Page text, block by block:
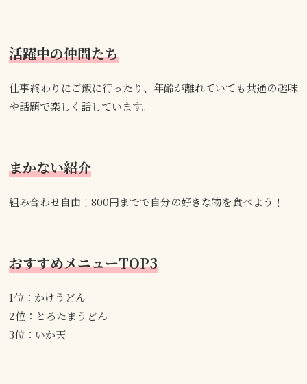
活躍中の仲間たち
仕事終わりにご飯に行ったり、年齢が離れていても共通の趣味
や話題で楽しく話しています。
まかない紹介
組み合わせ自由！800円までで自分の好きな物を食べよう！
おすすめメニューTOP3
1位：かけうどん
2位：とろたまうどん
3位：いか天